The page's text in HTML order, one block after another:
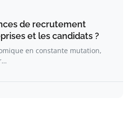
de recrutement
et les candidats ?
en constante mutation,